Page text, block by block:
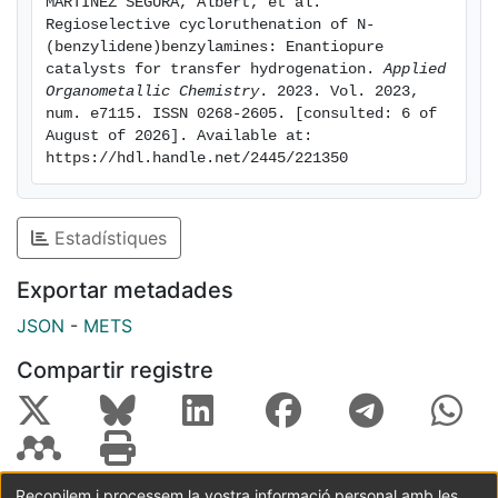
Regioselective cycloruthenation of N-
(benzylidene)benzylamines: Enantiopure
catalysts for transfer hydrogenation. Applied
Organometallic Chemistry. 2023. Vol. 2023,
num. e7115. ISSN 0268-2605. [consulted: 6 of
August of 2026]. Available at:
https://hdl.handle.net/2445/221350
Estadístiques
Exportar metadades
JSON - METS
Compartir registre